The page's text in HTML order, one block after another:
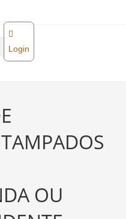
Login
OU